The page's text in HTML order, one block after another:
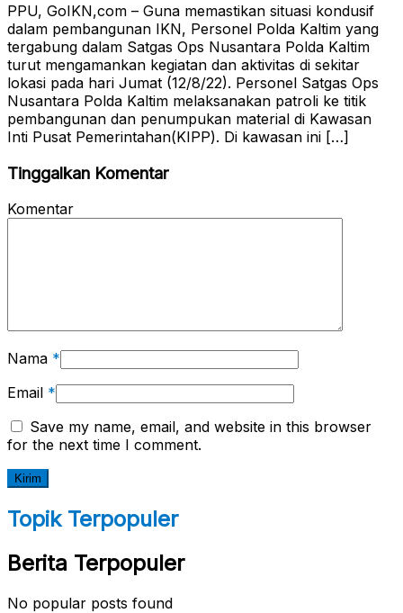
PPU, GoIKN,com – Guna memastikan situasi kondusif
dalam pembangunan IKN, Personel Polda Kaltim yang
tergabung dalam Satgas Ops Nusantara Polda Kaltim
turut mengamankan kegiatan dan aktivitas di sekitar
lokasi pada hari Jumat (12/8/22). Personel Satgas Ops
Nusantara Polda Kaltim melaksanakan patroli ke titik
pembangunan dan penumpukan material di Kawasan
Inti Pusat Pemerintahan(KIPP). Di kawasan ini […]
Tinggalkan Komentar
Komentar
Nama *
Email *
Save my name, email, and website in this browser
for the next time I comment.
Topik Terpopuler
Berita Terpopuler
No popular posts found